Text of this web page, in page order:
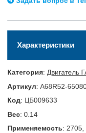
Характеристики
Категория: Двигатель
Артикул: A68R52-
Код: ЦБ009633
Вес: 0.14
Применяемость: 2705,